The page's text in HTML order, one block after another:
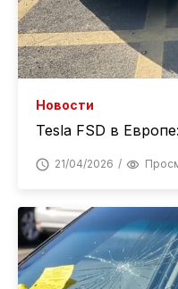
Новости
Tesla FSD в
21/04/2026